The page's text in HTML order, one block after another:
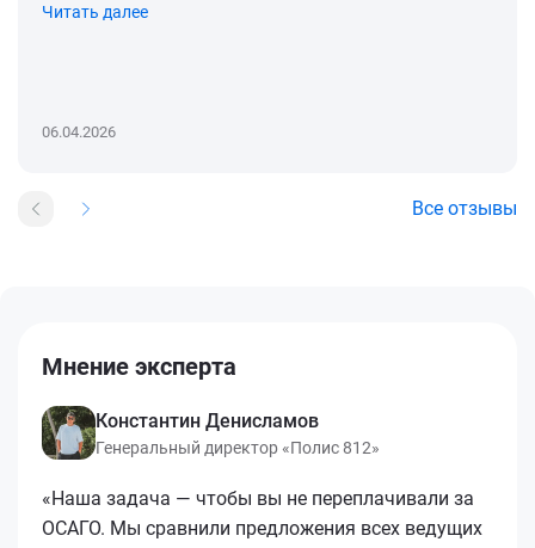
Читать далее
06.04.2026
Все отзывы
Мнение эксперта
Константин Денисламов
Генеральный директор «Полис 812»
«Наша задача — чтобы вы не переплачивали за
ОСАГО. Мы сравнили предложения всех ведущих